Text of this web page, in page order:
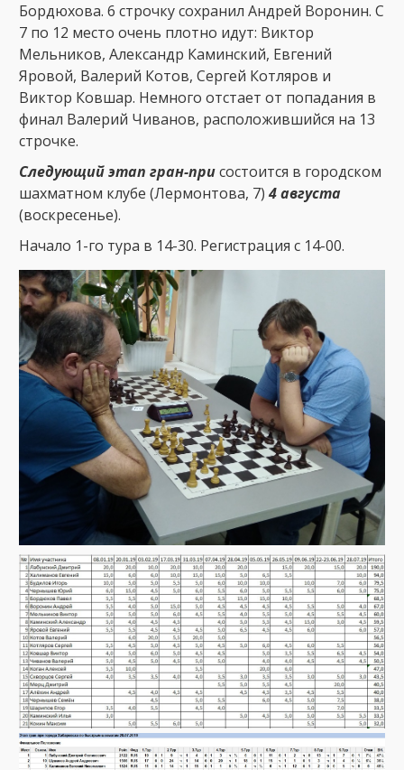
Бордюхова. 6 строчку сохранил Андрей Воронин. С
7 по 12 место очень плотно идут: Виктор
Мельников, Александр Каминский, Евгений
Яровой, Валерий Котов, Сергей Котляров и
Виктор Ковшар. Немного отстает от попадания в
финал Валерий Чиванов, расположившийся на 13
строчке.
Следующий этап гран-присостоится в городском
шахматном клубе (Лермонтова, 7) 4 августа
(воскресенье).
Начало 1-го тура в 14-30. Регистрация с 14-00.